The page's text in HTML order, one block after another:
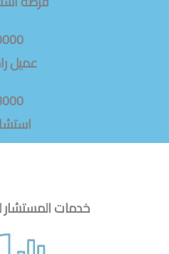
عميل
خدمات المستشار